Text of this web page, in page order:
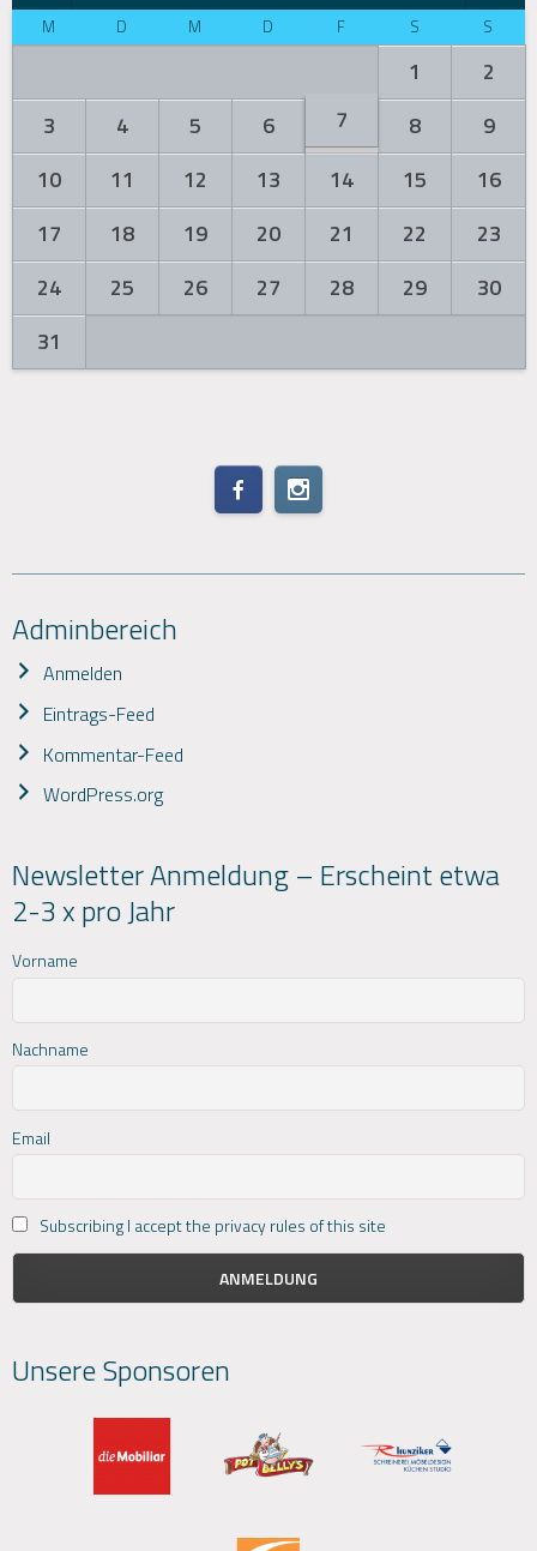
M D M D F S S
1
2
3
4 5 6 7 8
9
10
11 12 13 14 15
16
17
18 19 20 21 22
23
24
25 26 27 28 29
30
31
Adminbereich
Anmelden
Eintrags-Feed
Kommentar-Feed
WordPress.org
Newsletter Anmeldung – Erscheint etwa
2-3 x pro Jahr
Vorname
Nachname
Email
Subscribing I accept the privacy rules of this site
Unsere Sponsoren